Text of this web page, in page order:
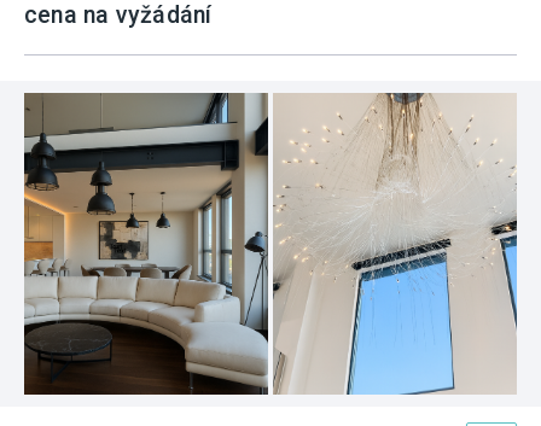
cena na vyžádání